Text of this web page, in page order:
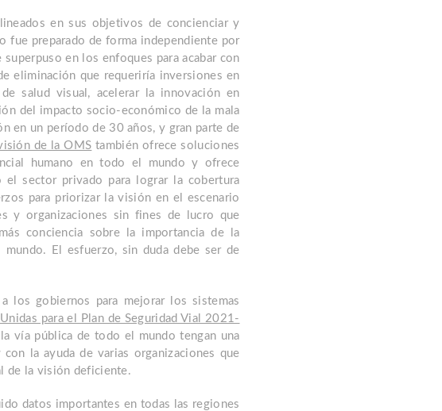
en sus objetivos de concienciar y
fue preparado de forma independiente por
en los enfoques para acabar con
eliminación que requeriría inversiones en
salud visual, acelerar la innovación en
del impacto socio-económico de la mala
en un período de 30 años, y gran parte de
de la OMS también ofrece soluciones
humano en todo el mundo y ofrece
el sector privado para lograr la cobertura
para priorizar la visión en el escenario
y organizaciones sin fines de lucro que
conciencia sobre la importancia de la
El esfuerzo, sin duda debe ser de
los gobiernos para mejorar los sistemas
para el Plan de Seguridad Vial 2021-
vía pública de todo el mundo tengan una
la ayuda de varias organizaciones que
de la visión deficiente.
datos importantes en todas las regiones